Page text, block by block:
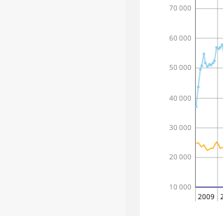
10 000
20 000
30 000
40 000
50 000
60 000
70 000
2009